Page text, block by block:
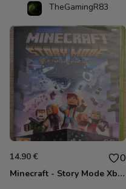
TheGamingR83
14.90 € 0
Minecraft - Story Mode Xbox 360